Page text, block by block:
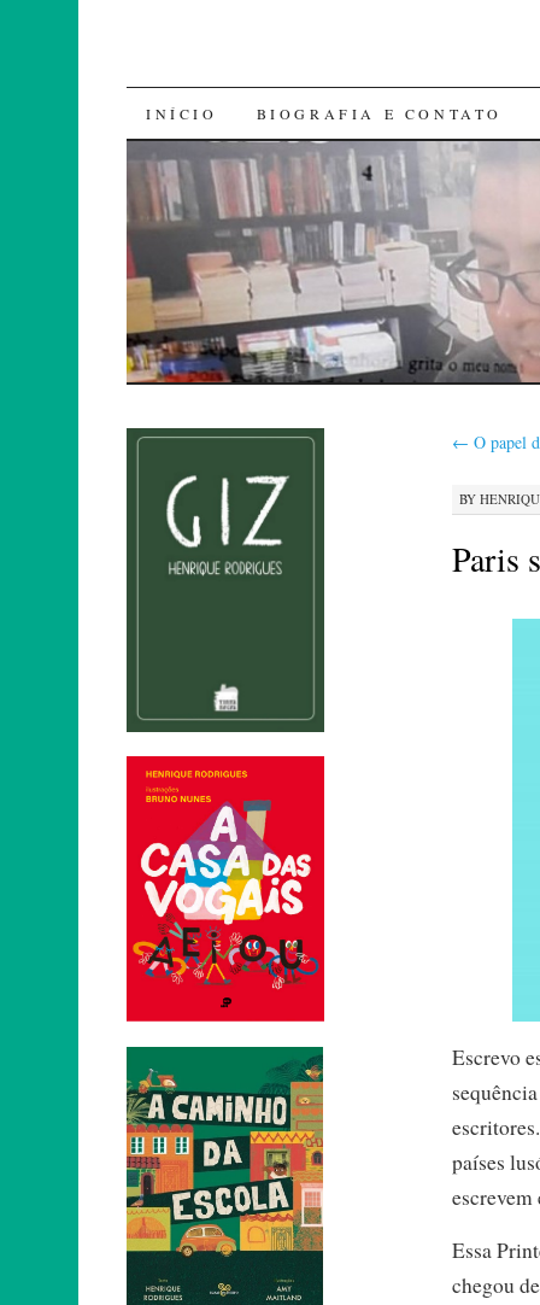
SKIP
TO
CONTENT
INÍCIO BIOGRAFIA E CONTATO
← O papel
BY
Paris
Escrevo
países
Essa
chegou